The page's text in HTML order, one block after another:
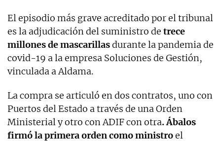
El episodio más grave acreditado por el tribunal
es la adjudicación del suministro de trece
millones de mascarillasdurante la pandemia de
covid-19 a la empresa Soluciones de Gestión,
vinculada a Aldama.
La compra se articuló en dos contratos, uno con
Puertos del Estado a través de una Orden
Ministerial y otro con ADIF con otra. Ábalos
firmó la primera orden como ministroel